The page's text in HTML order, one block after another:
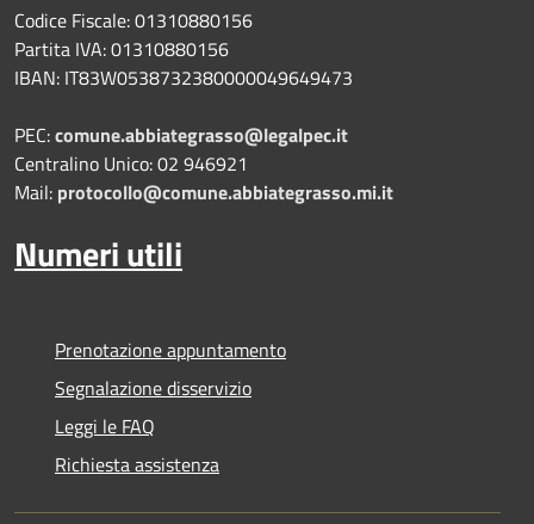
Codice Fiscale: 01310880156
Partita IVA: 01310880156
IBAN: IT83W0538732380000049649473
PEC:comune.abbiategrasso@legalpec.it
Centralino Unico: 02 946921
Mail: protocollo@comune.abbiategrasso.mi.it
Numeri utili
Prenotazione appuntamento
Segnalazione disservizio
Leggi le FAQ
Richiesta assistenza